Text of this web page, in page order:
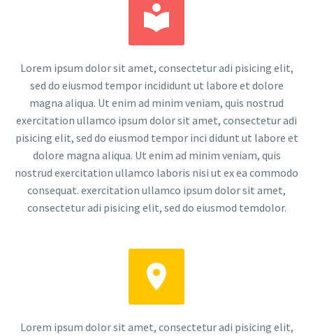


Lorem ipsum dolor sit amet, consectetur adi pisicing elit,
sed do eiusmod tempor incididunt ut labore et dolore
magna aliqua. Ut enim ad minim veniam, quis nostrud
exercitation ullamco ipsum dolor sit amet, consectetur adi
pisicing elit, sed do eiusmod tempor inci didunt ut labore et
dolore magna aliqua. Ut enim ad minim veniam, quis
nostrud exercitation ullamco laboris nisi ut ex ea commodo
consequat. exercitation ullamco ipsum dolor sit amet,
consectetur adi pisicing elit, sed do eiusmod temdolor.


Lorem ipsum dolor sit amet, consectetur adi pisicing elit,